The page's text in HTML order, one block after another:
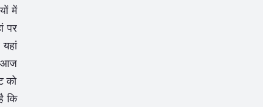
में
पर
आज
को
कि